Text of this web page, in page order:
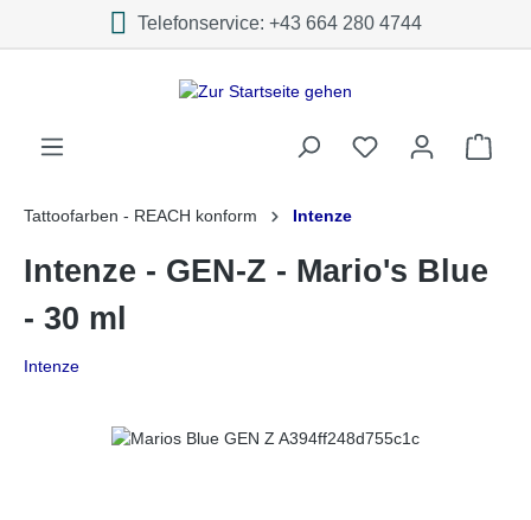
Telefonservice: +43 664 280 4744
Tattoofarben - REACH konform Intenze
Intenze - GEN-Z - Mario's Blue
- 30 ml
Intenze